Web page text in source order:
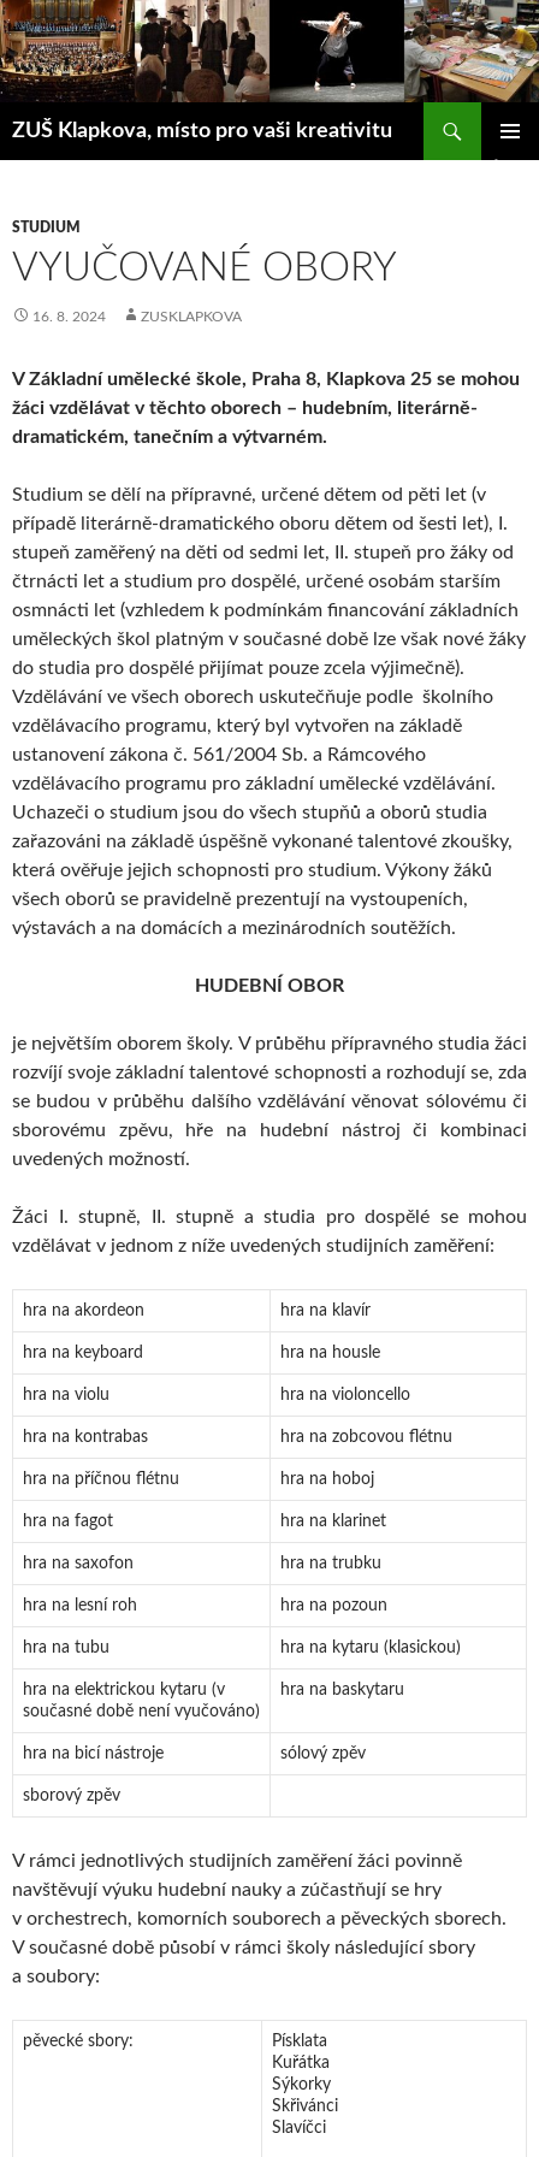
Přejít
k
obsahu
webu
ZUŠ Klapkova, místo pro vaši kreativitu
Hledat
STUDIUM
VYUČOVANÉ OBORY
16. 8. 2024 ZUSKLAPKOVA
V Základní umělecké škole, Praha 8, Klapkova 25 se mohou
žáci vzdělávat v těchto oborech – hudebním, literárně-
dramatickém, tanečním a výtvarném.
Studium se dělí na přípravné, určené dětem od pěti let (v
případě literárně-dramatického oboru dětem od šesti let), I.
stupeň zaměřený na děti od sedmi let, II. stupeň pro žáky od
čtrnácti let a studium pro dospělé, určené osobám starším
osmnácti let (vzhledem k podmínkám financování základních
uměleckých škol platným v současné době lze však nové žáky
do studia pro dospělé přijímat pouze zcela výjimečně).
Vzdělávání ve všech oborech uskutečňuje podle školního
vzdělávacího programu, který byl vytvořen na základě
ustanovení zákona č. 561/2004 Sb. a Rámcového
vzdělávacího programu pro základní umělecké vzdělávání.
Uchazeči o studium jsou do všech stupňů a oborů studia
zařazováni na základě úspěšně vykonané talentové zkoušky,
která ověřuje jejich schopnosti pro studium. Výkony žáků
všech oborů se pravidelně prezentují na vystoupeních,
výstavách a na domácích a mezinárodních soutěžích.
HUDEBNÍ OBOR
je největším oborem školy. V průběhu přípravného studia žáci
rozvíjí svoje základní talentové schopnosti a rozhodují se, zda
se budou v průběhu dalšího vzdělávání věnovat sólovému či
sborovému zpěvu, hře na hudební nástroj či kombinaci
uvedených možností.
Žáci I. stupně, II. stupně a studia pro dospělé se mohou
vzdělávat v jednom z níže uvedených studijních zaměření:
hra na akordeon hra na klavír
hra na keyboard hra na housle
hra na violu hra na violoncello
hra na kontrabas hra na zobcovou flétnu
hra na příčnou flétnu hra na hoboj
hra na fagot hra na klarinet
hra na saxofon hra na trubku
hra na lesní roh hra na pozoun
hra na tubu hra na kytaru (klasickou)
hra na elektrickou kytaru (v
současné době není vyučováno)
hra na baskytaru
hra na bicí nástroje sólový zpěv
sborový zpěv
V rámci jednotlivých studijních zaměření žáci povinně
navštěvují výuku hudební nauky a zúčastňují se hry
v orchestrech, komorních souborech a pěveckých sborech.
V současné době působí v rámci školy následující sbory
a soubory:
pěvecké sbory:
Písklata
Kuřátka
Sýkorky
Skřivánci
Slavíčci